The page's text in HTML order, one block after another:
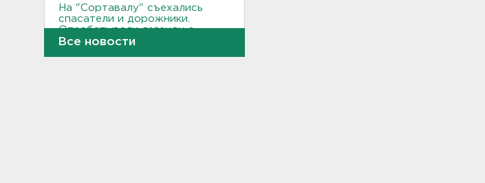
На "Сортавалу" съехались
спасатели и дорожники.
Отрабатывали легенду о
крупном ДТП
17:50, 06.08.2026
Все новости